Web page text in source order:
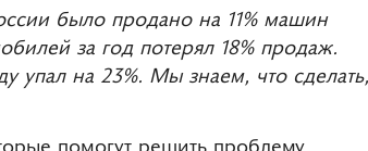
было продано на 11% машин
за год потерял 18% продаж.
упал на 23%. Мы знаем, что сделать,
помогут решить проблему